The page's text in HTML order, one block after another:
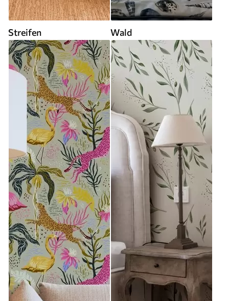
Streifen Wald